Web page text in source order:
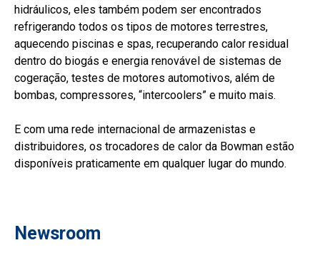
hidráulicos, eles também podem ser encontrados
refrigerando todos os tipos de motores terrestres,
aquecendo piscinas e spas, recuperando calor residual
dentro do biogás e energia renovável de sistemas de
cogeração, testes de motores automotivos, além de
bombas, compressores, “intercoolers” e muito mais.
E com uma rede internacional de armazenistas e
distribuidores, os trocadores de calor da Bowman estão
disponíveis praticamente em qualquer lugar do mundo.
Newsroom